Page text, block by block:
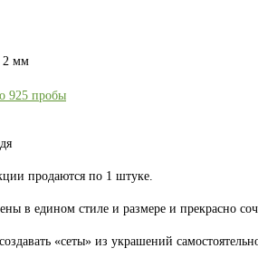
2 мм
925 пробы
продаются по 1 штуке.
в едином стиле и размере и прекрасно
«сеты» из украшений